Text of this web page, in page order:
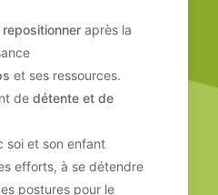
après la
et ses ressources.
de détente et de
soi et son enfant
efforts, à se détendre
postures pour le